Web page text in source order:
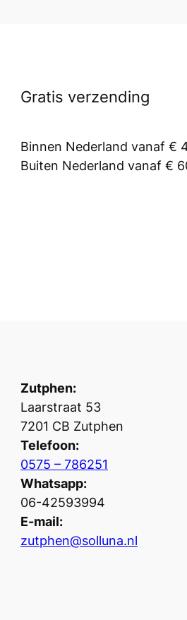
Gratis verzending
Binnen Nederland vanaf €
Buiten Nederland vanaf €
Zutphen:
Laarstraat 53
7201 CB Zutphen
Telefoon:
0575 – 786251
Whatsapp:
06-42593994
E-mail:
zutphen@solluna.nl